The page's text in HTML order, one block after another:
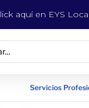
aquí en EYS
Servicios